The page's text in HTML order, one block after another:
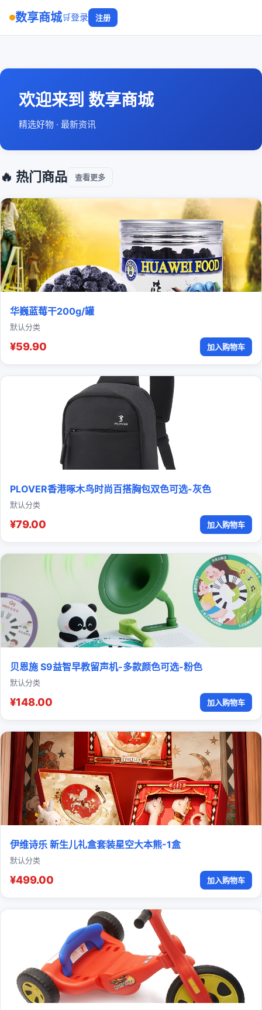
数享商城🛒登录 注册
欢迎来到 数享商城
精选好物 · 最新资讯
🔥 热门商品 查看更多
华巍蓝莓干200g/罐
默认分类
¥59.90 加入购物车
PLOVER香港啄木鸟时尚百搭胸包双色可选-灰色
默认分类
¥79.00 加入购物车
贝恩施 S9益智早教留声机-多款颜色可选-粉色
默认分类
¥148.00 加入购物车
伊维诗乐 新生儿礼盒套装星空大本熊-1盒
默认分类
¥499.00 加入购物车